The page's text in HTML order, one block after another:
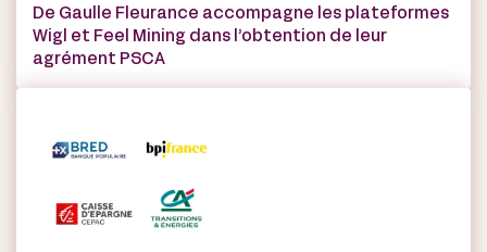
De Gaulle Fleurance accompagne les plateformes
Wigl et Feel Mining dans l’obtention de leur
agrément PSCA